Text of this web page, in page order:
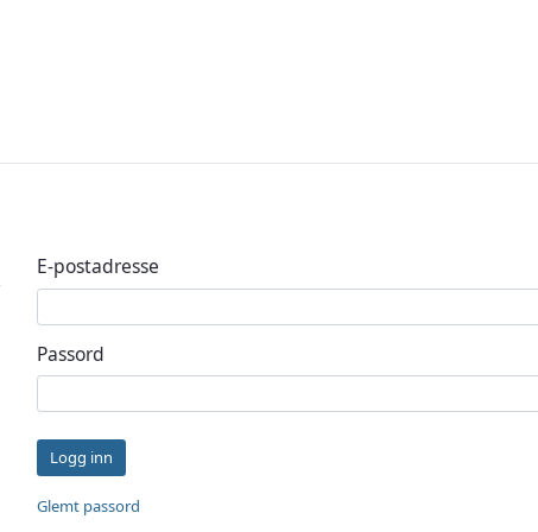
Logg inn
E-postadresse
Passord
Logg inn
Glemt passord